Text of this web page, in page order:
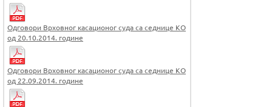
Одговори Врховног касационог суда са седнице КО
од 20.10.2014. године
Одговори Врховног касационог суда са седнице КО
од 22.09.2014. године